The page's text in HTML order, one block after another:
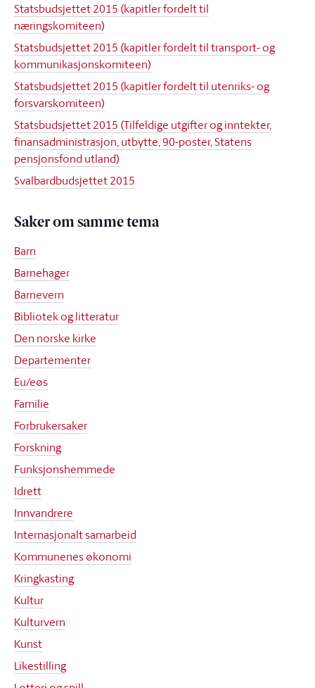
Statsbudsjettet 2015 (kapitler fordelt til
næringskomiteen)
Statsbudsjettet 2015 (kapitler fordelt til transport- og
kommunikasjonskomiteen)
Statsbudsjettet 2015 (kapitler fordelt til utenriks- og
forsvarskomiteen)
Statsbudsjettet 2015 (Tilfeldige utgifter og inntekter,
finansadministrasjon, utbytte, 90-poster, Statens
pensjonsfond utland)
Svalbardbudsjettet 2015
Saker om samme tema
Barn
Barnehager
Barnevern
Bibliotek og litteratur
Den norske kirke
Departementer
Eu/eøs
Familie
Forbrukersaker
Forskning
Funksjonshemmede
Idrett
Innvandrere
Internasjonalt samarbeid
Kommunenes økonomi
Kringkasting
Kultur
Kulturvern
Kunst
Likestilling